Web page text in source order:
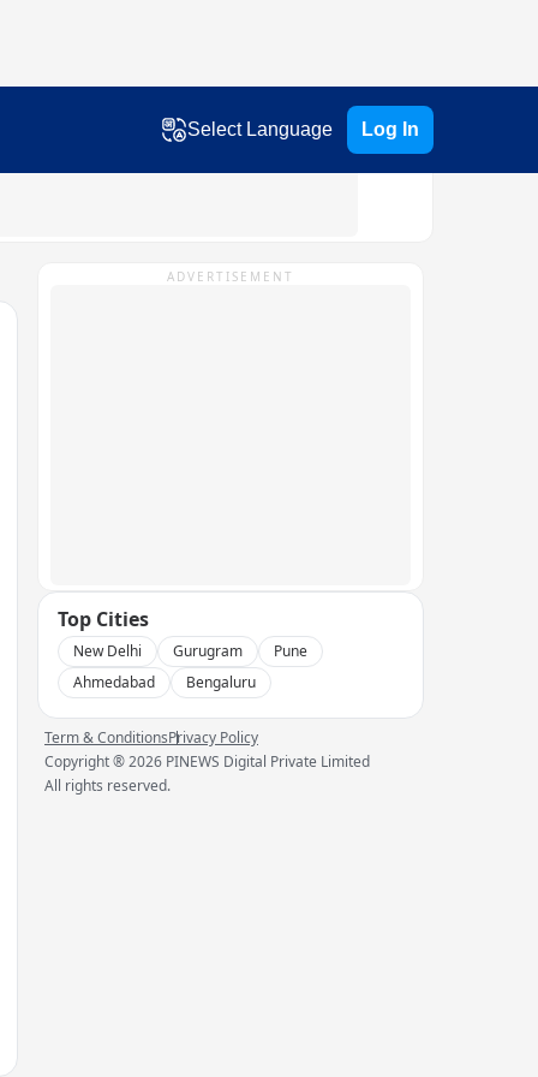
Select Language Log In
ADVERTISEMENT
Top Cities
New Delhi Gurugram
Pune
Ahmedabad
Bengaluru
Term & ConditionsPrivacy Policy
Copyright ®2026 PINEWS Digital Private Limited
All rights reserved.